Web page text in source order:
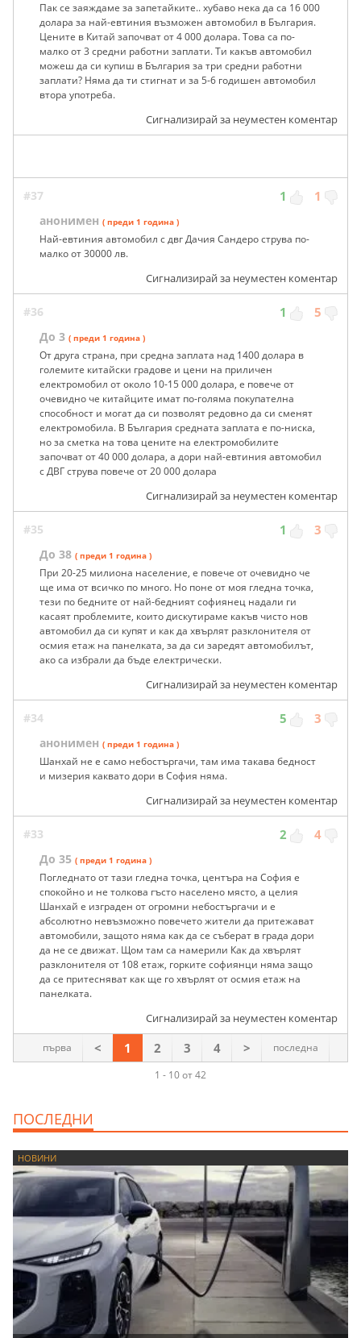
Пак се заяждаме за запетайките.. хубаво нека да са 16 000
долара за най-евтиния възможен автомобил в България.
Цените в Китай започват от 4 000 долара. Това са по-
малко от 3 средни работни заплати. Ти какъв автомобил
можеш да си купиш в България за три средни работни
заплати? Няма да ти стигнат и за 5-6 годишен автомобил
втора употреба.
Сигнализирай за неуместен коментар
#37 1 1
анонимен ( преди 1 година )
Най-евтиния автомобил с двг Дачия Сандеро струва по-
малко от 30000 лв.
Сигнализирай за неуместен коментар
#36 1 5
До 3 ( преди 1 година )
От друга страна, при средна заплата над 1400 долара в
големите китайски градове и цени на приличен
електромобил от около 10-15 000 долара, е повече от
очевидно че китайците имат по-голяма покупателна
способност и могат да си позволят редовно да си сменят
електромобила. В България средната заплата е по-ниска,
но за сметка на това цените на електромобилите
започват от 40 000 долара, а дори най-евтиния автомобил
с ДВГ струва повече от 20 000 долара
Сигнализирай за неуместен коментар
#35 1 3
До 38 ( преди 1 година )
При 20-25 милиона население, е повече от очевидно че
ще има от всичко по много. Но поне от моя гледна точка,
тези по бедните от най-бедният софиянец надали ги
касаят проблемите, които дискутираме какъв чисто нов
автомобил да си купят и как да хвърлят разклонителя от
осмия етаж на панелката, за да си заредят автомобилът,
ако са избрали да бъде електрически.
Сигнализирай за неуместен коментар
#34 5 3
анонимен ( преди 1 година )
Шанхай не е само небостъргачи, там има такава бедност
и мизерия каквато дори в София няма.
Сигнализирай за неуместен коментар
#33 2 4
До 35 ( преди 1 година )
Погледнато от тази гледна точка, центъра на София е
спокойно и не толкова гъсто населено място, а целия
Шанхай е изграден от огромни небостъргачи и е
абсолютно невъзможно повечето жители да притежават
автомобили, защото няма как да се съберат в града дори
да не се движат. Щом там са намерили Как да хвърлят
разклонителя от 108 етаж, горките софиянци няма защо
да се притесняват как ще го хвърлят от осмия етаж на
панелката.
Сигнализирай за неуместен коментар
1 - 10 от 42
първа < 1 2 3 4 > последна
ПОСЛЕДНИ
НОВИНИ